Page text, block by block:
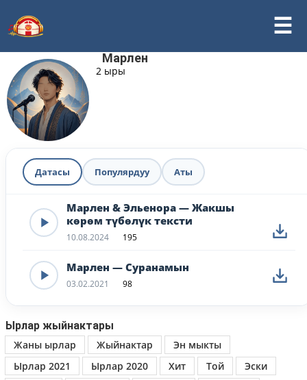
Марлен
2 ыры
Датасы Популярдуу Аты
Марлен & Эльенора — Жакшы
көрөм түбөлүк тексти
10.08.2024 195
Марлен — Суранамын
03.02.2021 98
Ырлар жыйнактары
Жаны ырлар
Жыйнактар
Эн мыкты
Ырлар 2021
Ырлар 2020 Хит Той
Эски